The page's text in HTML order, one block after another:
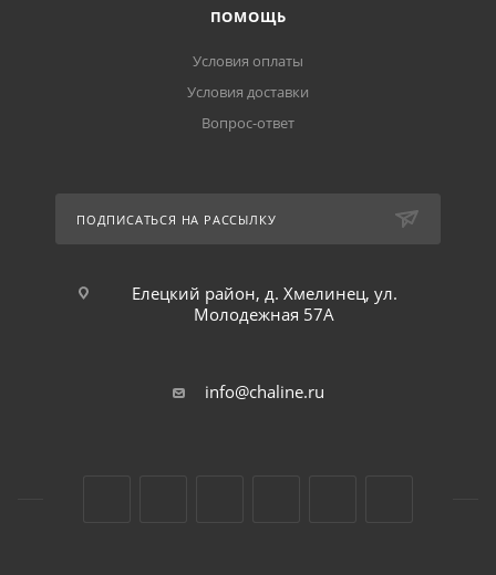
ПОМОЩЬ
Условия оплаты
Условия доставки
Вопрос-ответ
ПОДПИСАТЬСЯ НА РАССЫЛКУ
Елецкий район, д. Хмелинец, ул.
Молодежная 57А
info@chaline.ru